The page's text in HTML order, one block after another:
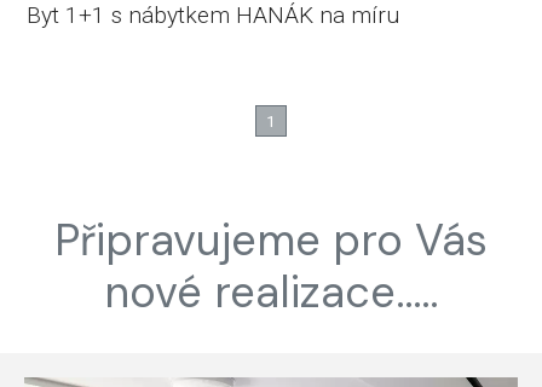
Byt 1+1 s nábytkem HANÁK na míru
1
Připravujeme pro Vás
nové realizace.....